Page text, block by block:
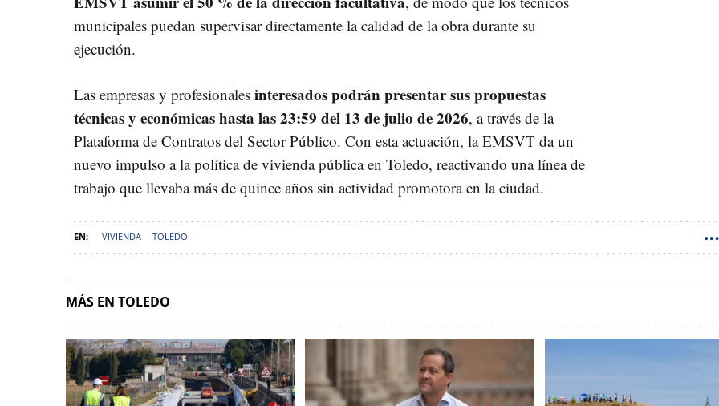
municipales puedan supervisar directamente la calidad de la obra durante su
ejecución.
Las empresas y profesionales interesados podrán presentar sus propuestas
técnicas y económicas hasta las 23:59 del 13 de julio de 2026, a través de la
Plataforma de Contratos del Sector Público. Con esta actuación, la EMSVT da un
nuevo impulso a la política de vivienda pública en Toledo, reactivando una línea de
trabajo que llevaba más de quince años sin actividad promotora en la ciudad.
VIVIENDA TOLEDO
MÁS EN TOLEDO